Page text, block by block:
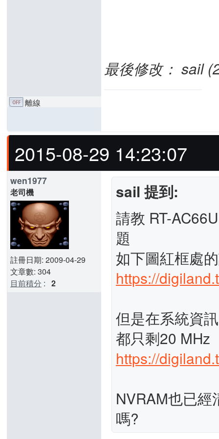
最後修改： sail
離線
2015-08-29 14:23:07
wen1977
老司機
註冊日期: 2009-04-29
文章數: 304
目前積分 : 2
sail 提到:
請教 RT-
題
如下圖紅框處
https://
但是在系統資
都只剩20 MHz
https://
NVRAM也已
嗎?